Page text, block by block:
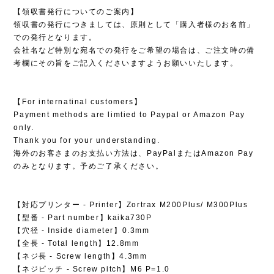
【領収書発行についてのご案内】
領収書の発行につきましては、原則として「購入者様のお名前」
での発行となります。
会社名など特別な宛名での発行をご希望の場合は、ご注文時の備
考欄にその旨をご記入くださいますようお願いいたします。
【For internatinal customers】
Payment methods are limtied to Paypal or Amazon Pay
only.
Thank you for your understanding.
海外のお客さまのお支払い方法は、PayPalまたはAmazon Pay
のみとなります。予めご了承ください。
【対応プリンター - Printer】Zortrax M200Plus/ M300Plus
【型番 - Part number】kaika730P
【穴径 - Inside diameter】0.3mm
【全長 - Total length】12.8mm
【ネジ長 - Screw length】4.3mm
【ネジピッチ - Screw pitch】M6 P=1.0